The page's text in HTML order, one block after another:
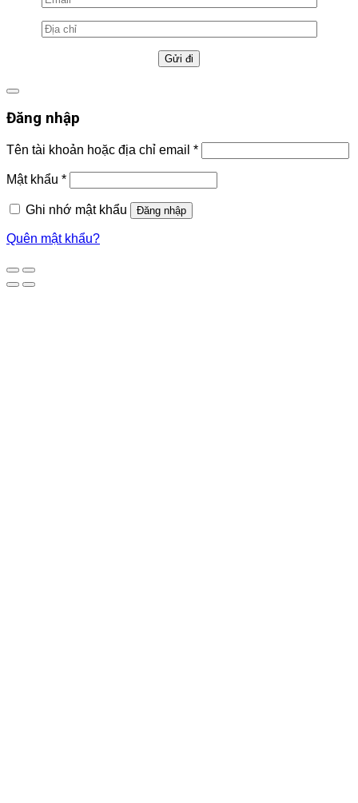
Đăng nhập
Tên tài khoản hoặc địa chỉ email *
Mật khẩu *
Ghi nhớ mật khẩu Đăng nhập
Quên mật khẩu?